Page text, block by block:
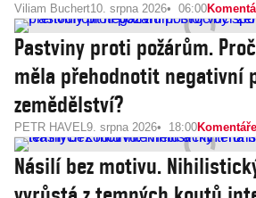
Viliam Buchert10. srpna 2026 06:00
Pastviny proti požárům.
měla přehodnotit negativní
zemědělství?
PETR HAVEL9. srpna 2026 18:00Komentáře
Násilí bez motivu.